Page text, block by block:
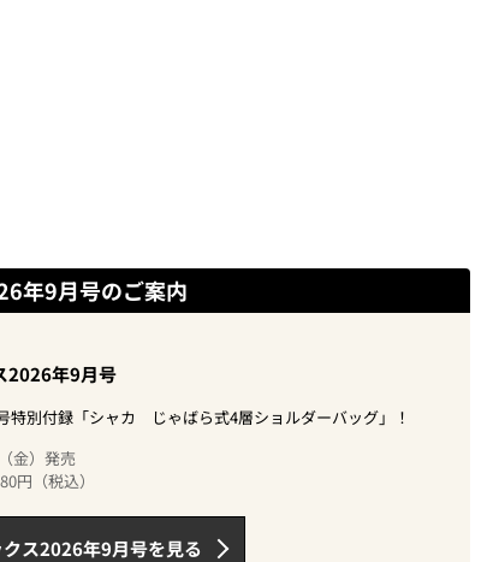
年9月号のご案内
2026年9月号
特別付録「シャカ じゃばら式4層ショルダーバッグ」！
金）発売
円（税込）
ス2026年9月号を見る